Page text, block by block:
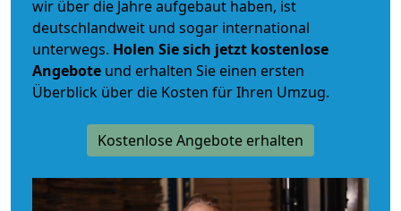
wir über die Jahre aufgebaut haben, ist
deutschlandweit und sogar international
unterwegs. Holen Sie sich jetzt kostenlose
Angebote und erhalten Sie einen ersten
Überblick über die Kosten für Ihren Umzug.
Kostenlose Angebote erhalten